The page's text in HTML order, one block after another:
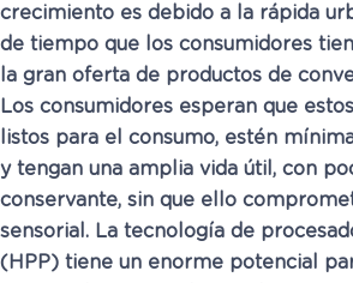
crecimiento es debido a la rápida
de tiempo que los consumidores
la gran oferta de productos de
Los consumidores esperan que
listos para el consumo, estén
y tengan una amplia vida útil, con
conservante, sin que ello
sensorial. La tecnología de
(HPP) tiene un enorme potencial